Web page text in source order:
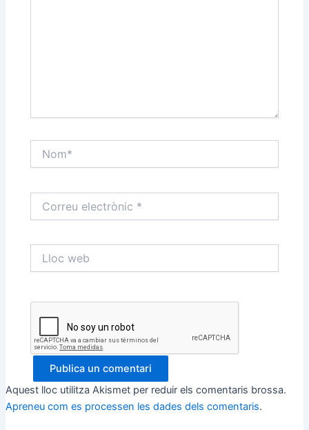
electrònic
web
Aquest lloc utilitza Akismet per reduir els comentaris brossa.
Apreneu com es processen les dades dels comentaris.